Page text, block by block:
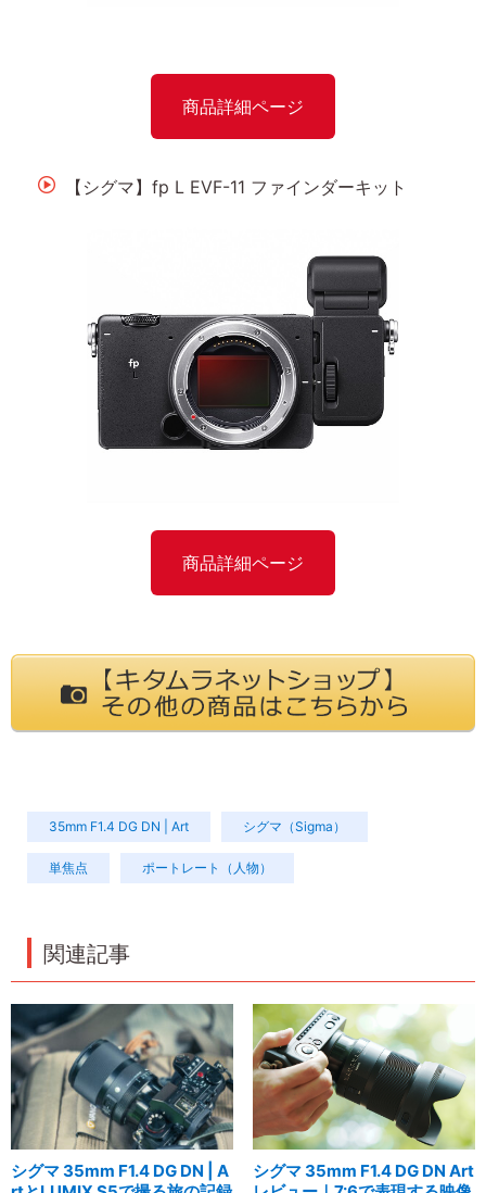
商品詳細ページ
【シグマ】fp L EVF-11 ファインダーキット
商品詳細ページ
35mm F1.4 DG DN | Art シグマ（Sigma）
単焦点 ポートレート（人物）
関連記事
シグマ 35mm F1.4 DG DN | A
シグマ 35mm F1.4 DG DN Art